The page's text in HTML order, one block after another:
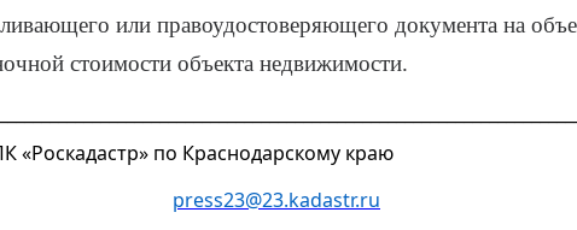
или правоудостоверяющего документа на
стоимости объекта недвижимости.
«Роскадастр» по Краснодарскому краю
press23@23.kadastr.ru